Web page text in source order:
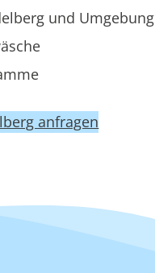
und Umgebung
anfragen